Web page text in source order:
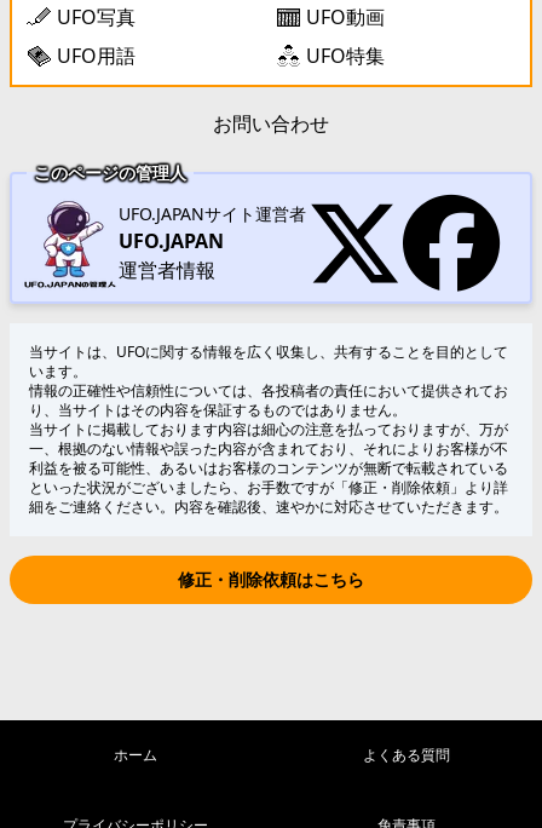
UFO写真
UFO動画
UFO用語
UFO特集
お問い合わせ
このページの管理人
UFO.JAPANサイト運営者
UFO.JAPAN
運営者情報
当サイトは、UFOに関する情報を広く収集し、共有することを目的として
います。
情報の正確性や信頼性については、各投稿者の責任において提供されてお
り、当サイトはその内容を保証するものではありません。
当サイトに掲載しております内容は細心の注意を払っておりますが、万が
一、根拠のない情報や誤った内容が含まれており、それによりお客様が不
利益を被る可能性、あるいはお客様のコンテンツが無断で転載されている
といった状況がございましたら、お手数ですが「修正・削除依頼」より詳
細をご連絡ください。内容を確認後、速やかに対応させていただきます。
修正・削除依頼はこちら
ホーム よくある質問